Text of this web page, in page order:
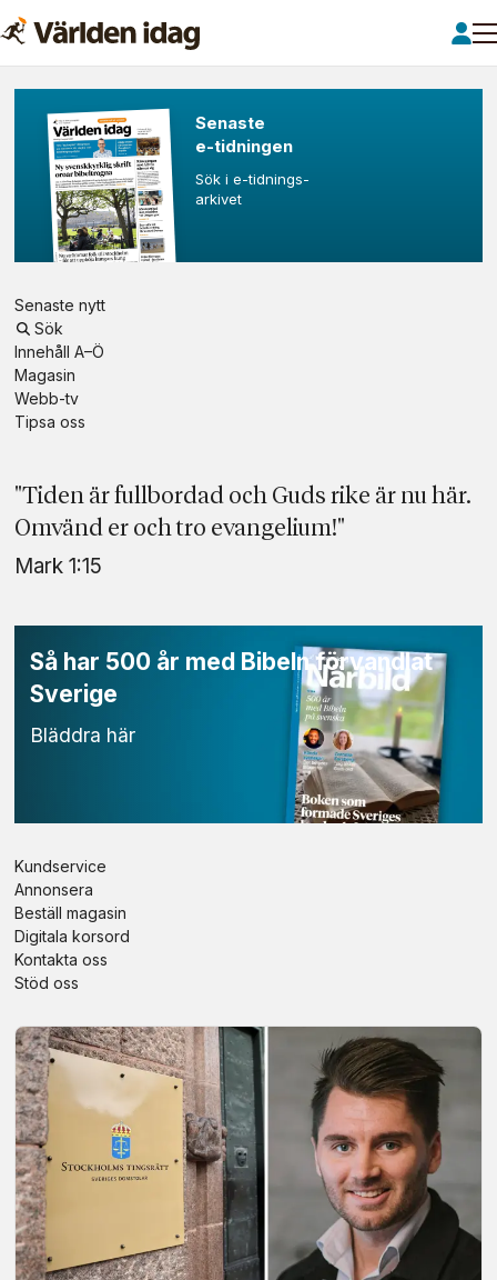
Världen
idag
Från
ett
kristet
perspektiv
Senaste
e-tid­­ning­en
Sök i e-tidnings-
­arkivet
Senaste nytt
Sök
Innehåll A–Ö
Magasin
Webb-tv
Tipsa oss
"Tiden är fullbordad och Guds rike är nu här.
Omvänd er och tro evangelium!"
Mark 1:15
Så har 500 år med Bibelnförvandlat
Sverige
Bläddra här
Kundservice
Annonsera
Beställ magasin
Digitala korsord
Kontakta oss
Stöd oss